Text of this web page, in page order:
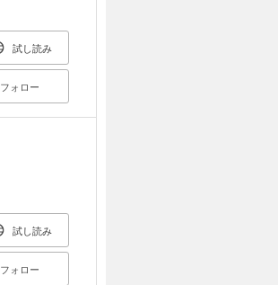
試し読み
フォロー
試し読み
フォロー